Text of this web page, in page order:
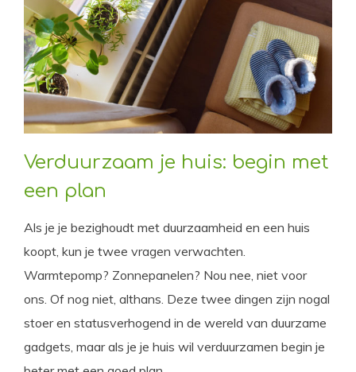
Verduurzaam je huis: begin met
een plan
Als je je bezighoudt met duurzaamheid en een huis
koopt, kun je twee vragen verwachten.
Warmtepomp? Zonnepanelen? Nou nee, niet voor
ons. Of nog niet, althans. Deze twee dingen zijn nogal
stoer en statusverhogend in de wereld van duurzame
gadgets, maar als je je huis wil verduurzamen begin je